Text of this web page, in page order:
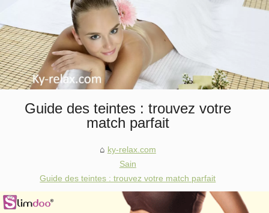
Guide des teintes : trouvez votre
match parfait
ky-relax.com
Sain
Guide des teintes : trouvez votre match parfait